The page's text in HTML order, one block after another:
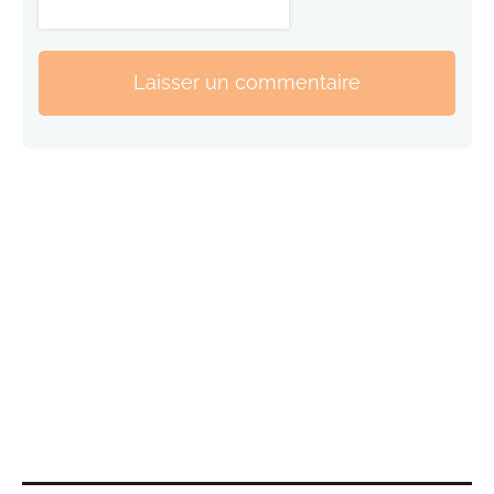
Laisser un commentaire